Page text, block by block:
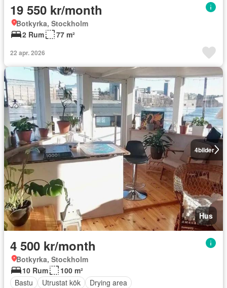
19 550 kr/month
Botkyrka, Stockholm
2 Rum
77 m²
22 apr. 2026
4bilder
Hus
4 500 kr/month
Botkyrka, Stockholm
10 Rum
100 m²
Bastu
Utrustat kök Drying area